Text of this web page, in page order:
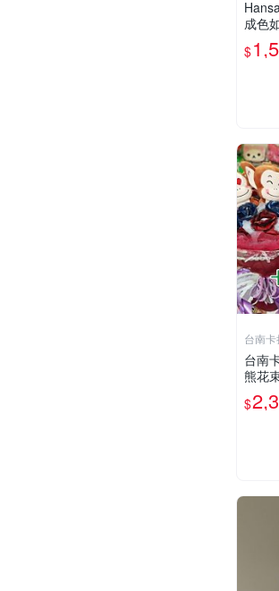
成色
疑心
$
台南
台南
熊花
物
明天
$